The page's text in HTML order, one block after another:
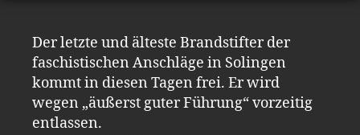
Der letzte und älteste Brandstifter der
faschistischen Anschläge in Solingen
kommt in diesen Tagen frei. Er wird
wegen „äußerst guter Führung“ vorzeitig
entlassen.